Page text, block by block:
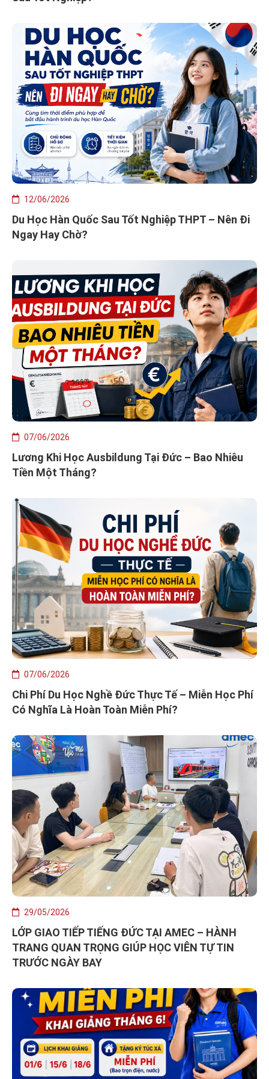
12/06/2026
Du Học Hàn Quốc Sau Tốt Nghiệp THPT – Nên Đi
Ngay Hay Chờ?
07/06/2026
Lương Khi Học Ausbildung Tại Đức – Bao Nhiêu
Tiền Một Tháng?
07/06/2026
Chi Phí Du Học Nghề Đức Thực Tế – Miễn Học Phí
Có Nghĩa Là Hoàn Toàn Miễn Phí?
29/05/2026
LỚP GIAO TIẾP TIẾNG ĐỨC TẠI AMEC – HÀNH
TRANG QUAN TRỌNG GIÚP HỌC VIÊN TỰ TIN
TRƯỚC NGÀY BAY